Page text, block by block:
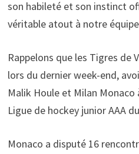
son habileté et son instinct
véritable atout à notre
Rappelons que les Tigres de
lors du dernier week-end,
Malik Houle et Milan
Ligue de hockey junior AAA
Monaco a disputé 16